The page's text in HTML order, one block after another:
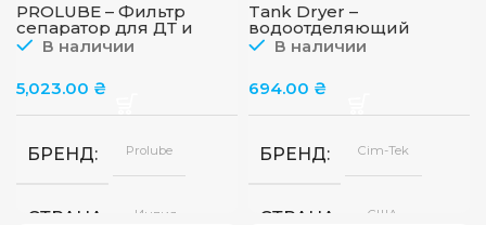
PROLUBE – Фильтр
сепаратор для ДТ и
бензина, 10 микрон
В наличии
5,023.00 ₴
БРЕНД Prolube
СТРАНА Индия
Tank Dryer –
водоотделяющий
элемент для емкостей с
В наличии
694.00 ₴
БРЕНД Cim-Tek
СТРАНА США